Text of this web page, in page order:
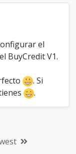
el
BuyCredit V1.
. Si
.